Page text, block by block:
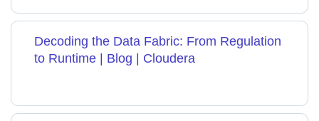
Decoding the Data Fabric: From Regulation
to Runtime | Blog | Cloudera